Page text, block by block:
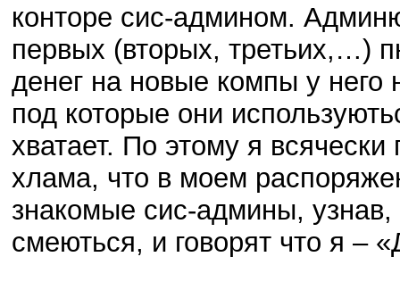
конторе сис-админом.
первых (вторых, третьих,…)
денег на новые компы у него
под которые они
хватает. По этому я
хлама, что в моем
знакомые сис-админы,
смеються, и говорят что я –